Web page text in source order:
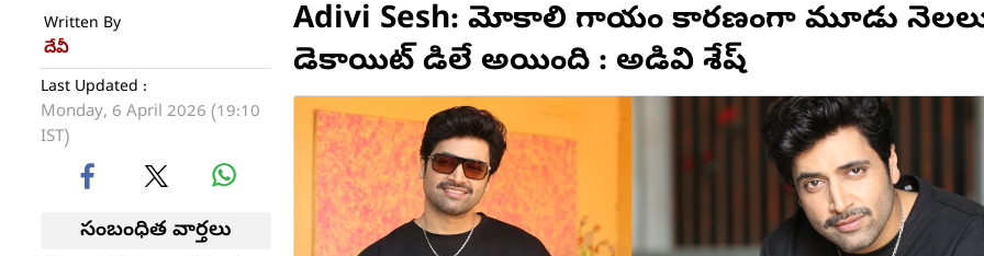
Written By
దేవీ
Last Updated :
Monday, 6 April 2026 (19:10
IST)
సంబంధిత వార్తలు
Adivi Sesh: మోకాలి గాయం కారణంగా మూడు
డెకాయిట్ డిలే అయింది : అడివి శేష్